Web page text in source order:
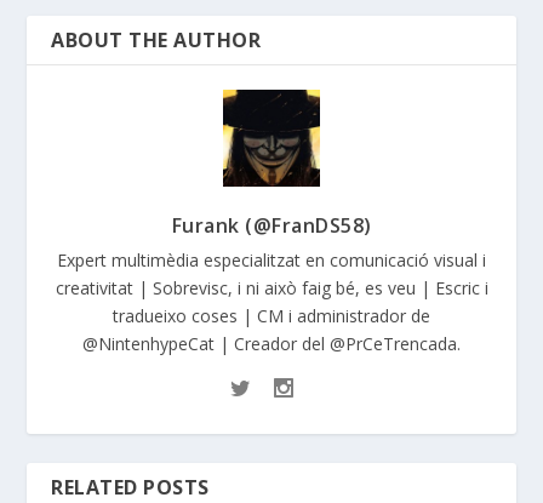
ABOUT THE AUTHOR
Furank (@FranDS58)
Expert multimèdia especialitzat en comunicació visual i
creativitat | Sobrevisc, i ni això faig bé, es veu | Escric i
tradueixo coses | CM i administrador de
@NintenhypeCat | Creador del @PrCeTrencada.
RELATED POSTS